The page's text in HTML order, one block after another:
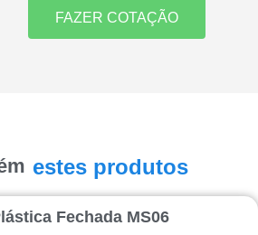
FAZER COTAÇÃO
estes produtos
Fechada MS06